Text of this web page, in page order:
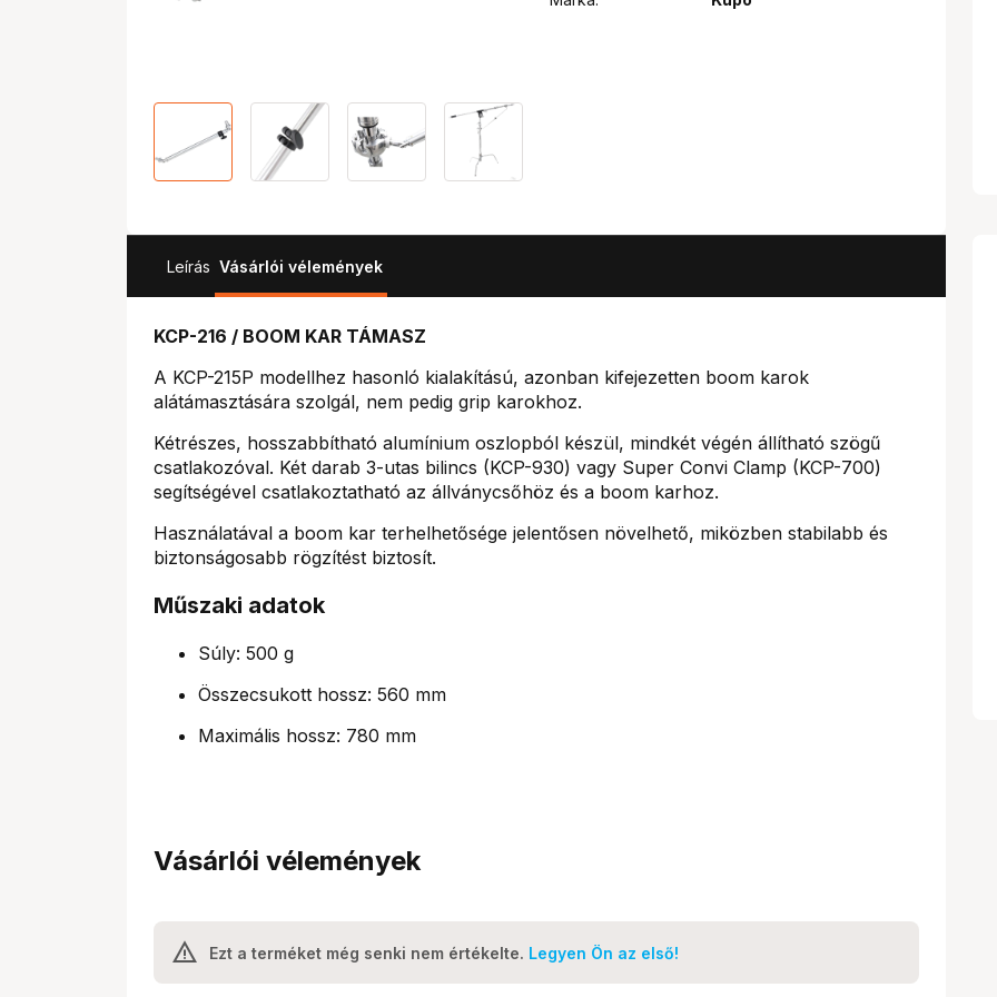
Leírás Vásárlói vélemények
KCP-216 / BOOM KAR TÁMASZ
A KCP-215P modellhez hasonló kialakítású, azonban kifejezetten boom karok
alátámasztására szolgál, nem pedig grip karokhoz.
Kétrészes, hosszabbítható alumínium oszlopból készül, mindkét végén állítható szögű
csatlakozóval. Két darab 3-utas bilincs (KCP-930) vagy Super Convi Clamp (KCP-700)
segítségével csatlakoztatható az állványcsőhöz és a boom karhoz.
Használatával a boom kar terhelhetősége jelentősen növelhető, miközben stabilabb és
biztonságosabb rögzítést biztosít.
Műszaki adatok
Súly: 500 g
Összecsukott hossz: 560 mm
Maximális hossz: 780 mm
Vásárlói vélemények
Ezt a terméket még senki nem értékelte. Legyen Ön az első!